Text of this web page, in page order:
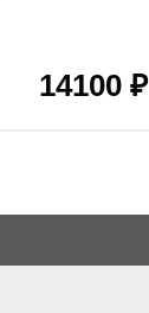
14100 ₽